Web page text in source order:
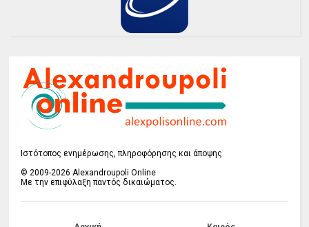
Ιστότοπος ενημέρωσης, πληροφόρησης και άποψης
© 2009-2026 Alexandroupoli Online
Με την επιφύλαξη παντός δικαιώματος.